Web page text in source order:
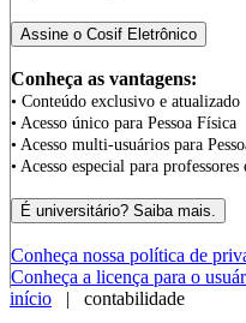
Conheça as vantagens:
• Conteúdo exclusivo e atualizado
• Acesso único para Pessoa Física
• Acesso multi-usuários para
• Acesso especial para
Conheça nossa política de
Conheça a licença para o
início | contabilidade